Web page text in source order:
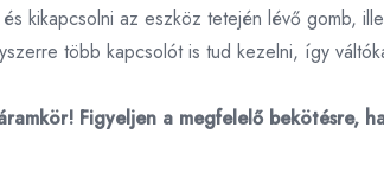
kikapcsolni az eszköz tetején lévő gomb,
több kapcsolót is tud kezelni, így
Figyeljen a megfelelő bekötésre,